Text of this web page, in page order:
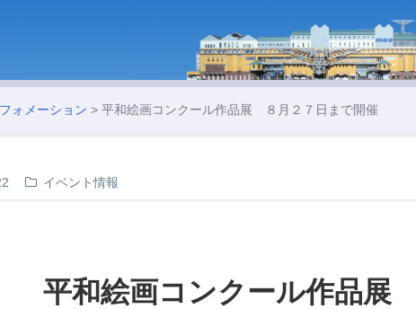
ォメーション > 平和絵画コンクール作品展 ８月２７日まで開催
イベント情報
平和絵画コンクール作品展